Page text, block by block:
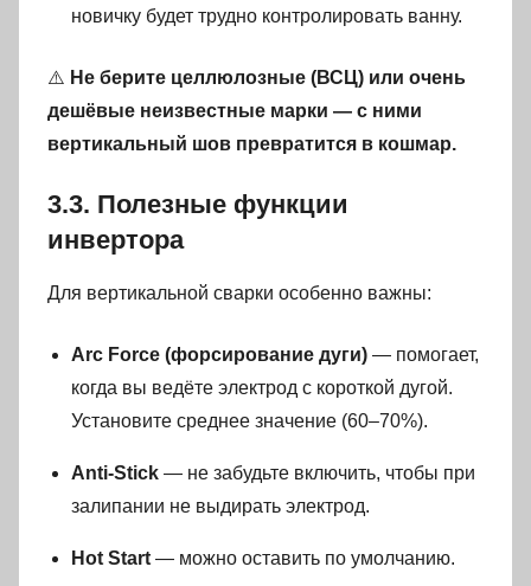
новичку будет трудно контролировать ванну.
⚠️ Не берите целлюлозные (ВСЦ) или очень
дешёвые неизвестные марки — с ними
вертикальный шов превратится в кошмар.
3.3. Полезные функции
инвертора
Для вертикальной сварки особенно важны:
Arc Force (форсирование дуги) — помогает,
когда вы ведёте электрод с короткой дугой.
Установите среднее значение (60–70%).
Anti-Stick — не забудьте включить, чтобы при
залипании не выдирать электрод.
Hot Start — можно оставить по умолчанию.